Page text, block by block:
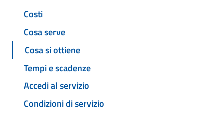
Costi
Cosa serve
Cosa si ottiene
Tempi e scadenze
Accedi al servizio
Condizioni di servizio